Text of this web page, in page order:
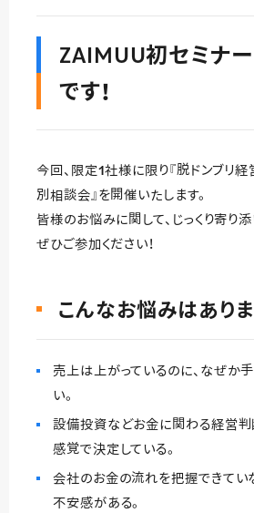
ZAIMUU初セミナ
です！
今回、限定1社様に限り『脱ドンブリ
別相談会』を開催いたします。
皆様のお悩みに関して、じっくり寄り添
ぜひご参加ください！
こんなお悩みはあり
売上は上がっているのに、なぜか
い。
設備投資などお金に関わる経営判
感覚で決定している。
会社のお金の流れを把握できてい
不安感がある。